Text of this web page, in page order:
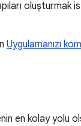
oluşturmak
Uygulamanızı
en kolay yolu